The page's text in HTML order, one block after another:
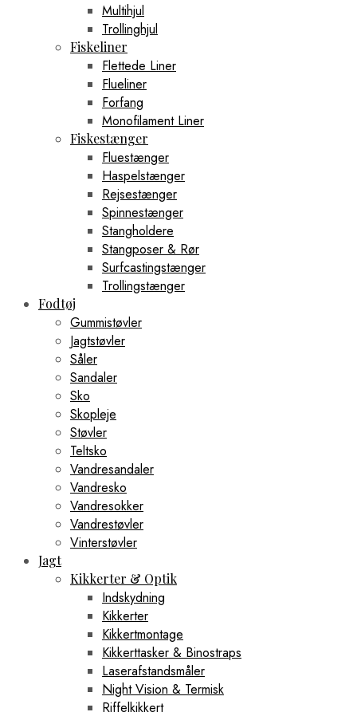
Multihjul
Trollinghjul
Fiskeliner
Flettede Liner
Flueliner
Forfang
Monofilament Liner
Fiskestænger
Fluestænger
Haspelstænger
Rejsestænger
Spinnestænger
Stangholdere
Stangposer & Rør
Surfcastingstænger
Trollingstænger
Fodtøj
Gummistøvler
Jagtstøvler
Såler
Sandaler
Sko
Skopleje
Støvler
Teltsko
Vandresandaler
Vandresko
Vandresokker
Vandrestøvler
Vinterstøvler
Jagt
Kikkerter & Optik
Indskydning
Kikkerter
Kikkertmontage
Kikkerttasker & Binostraps
Laserafstandsmåler
Night Vision & Termisk
Riffelkikkert